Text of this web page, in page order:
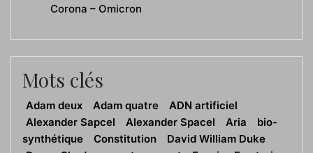
Corona – Omicron
Mots clés
Adam deux Adam quatre
ADN artificiel
Alexander Sapcel
Alexander Spacel Aria
bio-
synthétique
Constitution
David William Duke